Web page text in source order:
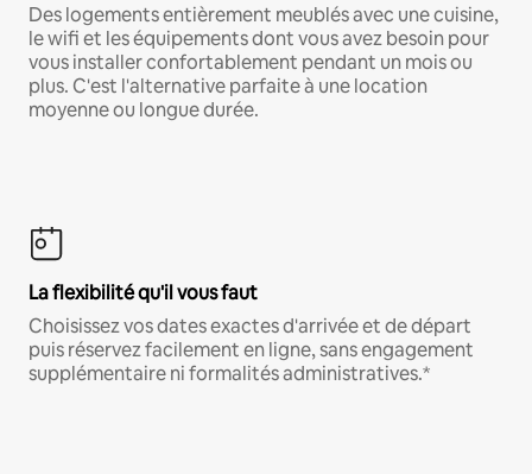
Des logements entièrement meublés avec une cuisine,
le wifi et les équipements dont vous avez besoin pour
vous installer confortablement pendant un mois ou
plus. C'est l'alternative parfaite à une location
moyenne ou longue durée.
La flexibilité qu'il vous faut
Choisissez vos dates exactes d'arrivée et de départ
puis réservez facilement en ligne, sans engagement
supplémentaire ni formalités administratives.*